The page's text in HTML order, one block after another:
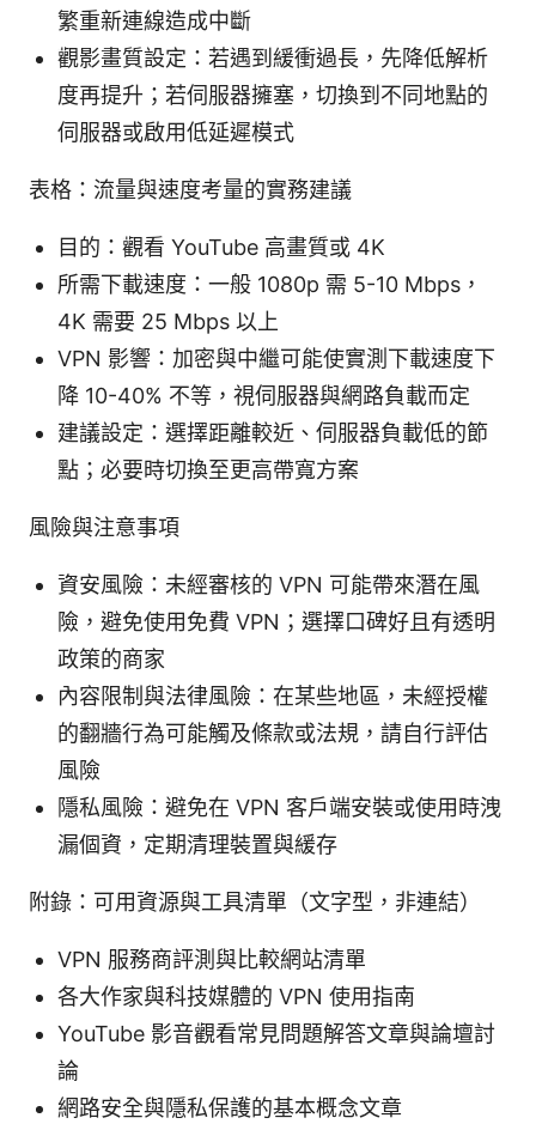
繁重新連線造成中斷
觀影畫質設定：若遇到緩衝過長，先降低解析
度再提升；若伺服器擁塞，切換到不同地點的
伺服器或啟用低延遲模式
表格：流量與速度考量的實務建議
目的：觀看 YouTube 高畫質或 4K
所需下載速度：一般 1080p 需 5-10 Mbps，
4K 需要 25 Mbps 以上
VPN 影響：加密與中繼可能使實測下載速度下
降 10-40% 不等，視伺服器與網路負載而定
建議設定：選擇距離較近、伺服器負載低的節
點；必要時切換至更高帶寬方案
風險與注意事項
資安風險：未經審核的 VPN 可能帶來潛在風
險，避免使用免費 VPN；選擇口碑好且有透明
政策的商家
內容限制與法律風險：在某些地區，未經授權
的翻牆行為可能觸及條款或法規，請自行評估
風險
隱私風險：避免在 VPN 客戶端安裝或使用時洩
漏個資，定期清理裝置與緩存
附錄：可用資源與工具清單（文字型，非連結）
VPN 服務商評測與比較網站清單
各大作家與科技媒體的 VPN 使用指南
YouTube 影音觀看常見問題解答文章與論壇討
論
網路安全與隱私保護的基本概念文章